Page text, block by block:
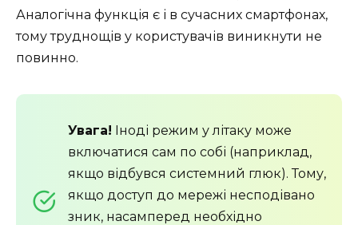
Аналогічна функція є і в сучасних смартфонах,
тому труднощів у користувачів виникнути не
повинно.
Увага! Іноді режим у літаку може
включатися сам по собі (наприклад,
якщо відбувся системний глюк). Тому,
якщо доступ до мережі несподівано
зник, насамперед необхідно